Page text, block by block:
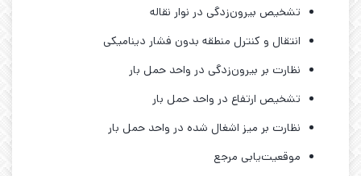
تشخیص بیرون‌زدگی در نوار نقاله
انتقال و کنترل منطقه بدون فشار دینامیکی
نظارت بر بیرون‌زدگی در واحد حمل بار
تشخیص ارتفاع در واحد حمل بار
نظارت بر میز اشغال شده در واحد حمل بار
موقعیت‌یابی مرجع